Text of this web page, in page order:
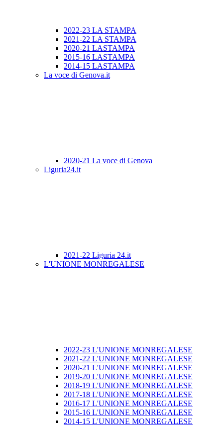
2022-23 LA STAMPA
2021-22 LA STAMPA
2020-21 LASTAMPA
2015-16 LASTAMPA
2014-15 LASTAMPA
La voce di Genova.it
2020-21 La voce di Genova
Liguria24.it
2021-22 Liguria 24.it
L'UNIONE MONREGALESE
2022-23 L'UNIONE MONREGALESE
2021-22 L'UNIONE MONREGALESE
2020-21 L'UNIONE MONREGALESE
2019-20 L'UNIONE MONREGALESE
2018-19 L'UNIONE MONREGALESE
2017-18 L'UNIONE MONREGALESE
2016-17 L'UNIONE MONREGALESE
2015-16 L'UNIONE MONREGALESE
2014-15 L'UNIONE MONREGALESE